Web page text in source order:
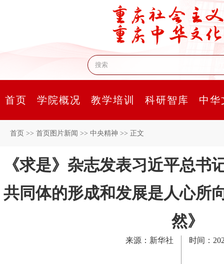
首页 学院概况 教学培训 科研智库 中华
首页 >> 首页图片新闻 >> 中央精神 >> 正文
《求是》杂志发表习近平总书
共同体的形成和发展是人心所
然》
来源：新华社 时间：